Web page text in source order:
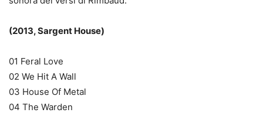
(2013, Sargent House)
01 Feral Love
02 We Hit A Wall
03 House Of Metal
04 The Warden